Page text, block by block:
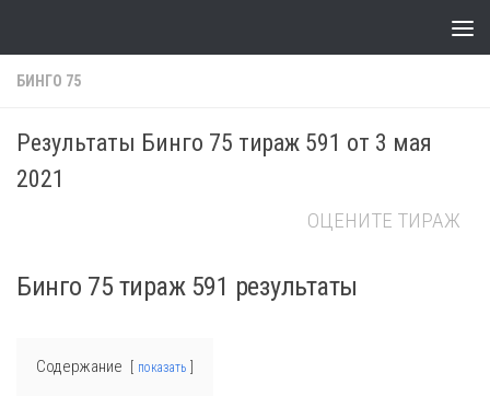
БИНГО 75
Результаты Бинго 75 тираж 591 от 3 мая
2021
ОЦЕНИТЕ ТИРАЖ
Бинго 75 тираж 591 результаты
Содержание показать